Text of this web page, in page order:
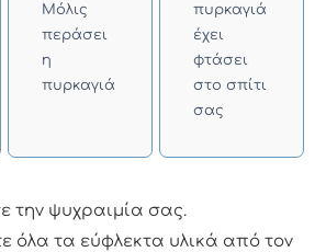
Μόλις
περάσει
η
πυρκαγιά
πυρκαγιά
έχει
φτάσει
στο σπίτι
σας
την ψυχραιμία σας.
όλα τα εύφλεκτα υλικά από τον